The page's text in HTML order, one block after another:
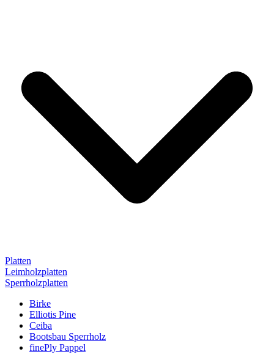
Platten
Leimholzplatten
Sperrholzplatten
Birke
Elliotis Pine
Ceiba
Bootsbau Sperrholz
finePly Pappel